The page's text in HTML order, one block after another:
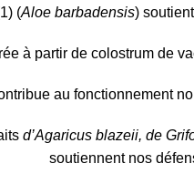
(Aloe barbadensis)
à partir de colostrum de
au fonctionnement
d’Agaricus blazeii, de
soutiennent nos